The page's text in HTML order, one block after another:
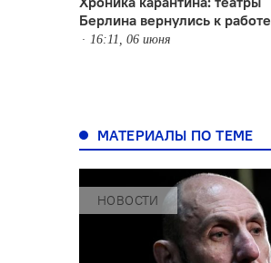
Берлина вернулись к работе
16:11, 06 июня
МАТЕРИАЛЫ ПО ТЕМЕ
НОВОСТИ